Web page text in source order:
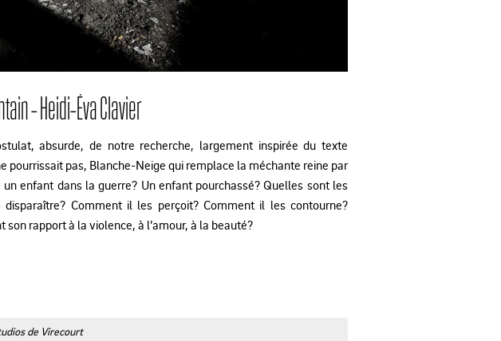
- Heidi-Éva Clavier
absurde, de notre recherche, largement inspirée du texte
pourrissait pas, Blanche-Neige qui remplace la méchante reine par
un enfant dans la guerre? Un enfant pourchassé? Quelles sont les
Comment il les perçoit? Comment il les contourne?
rapport à la violence, à l’amour, à la beauté?
de Virecourt